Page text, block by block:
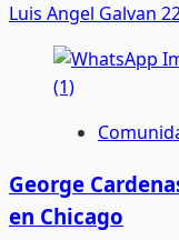
Luis Angel Galvan
George
en Chicago